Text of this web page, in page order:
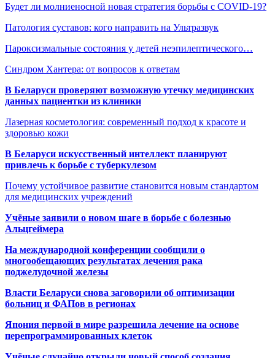
Будет ли молниеносной новая стратегия борьбы с COVID-19?
Патология суставов: кого направить на Ультразвук
Пароксизмальные состояния у детей неэпилептического…
Синдром Хантера: от вопросов к ответам
В Беларуси проверяют возможную утечку медицинских
данных пациентки из клиники
Лазерная косметология: современный подход к красоте и
здоровью кожи
В Беларуси искусственный интеллект планируют
привлечь к борьбе с туберкулезом
Почему устойчивое развитие становится новым стандартом
для медицинских учреждений
Учёные заявили о новом шаге в борьбе с болезнью
Альцгеймера
На международной конференции сообщили о
многообещающих результатах лечения рака
поджелудочной железы
Власти Беларуси снова заговорили об оптимизации
больниц и ФАПов в регионах
Япония первой в мире разрешила лечение на основе
перепрограммированных клеток